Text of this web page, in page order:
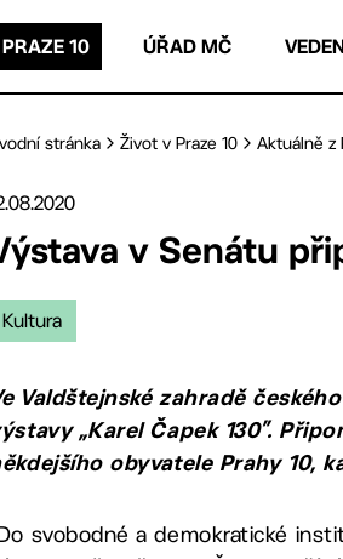
10 ÚŘAD MČ
stránka Život v Praze 10 Aktuálně z
v Senátu
Kultura
Valdštejnské zahradě
„Karel Čapek 130”.
obyvatele Prahy 10,
svobodné a demokratické